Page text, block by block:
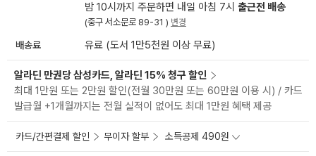
밤 10시까지 주문하면 내일 아침 7시 출근전 배송
(중구 서소문로 89-31 ) 변경
배송료 유료 (도서 1만5천원 이상 무료)
알라딘 만권당 삼성카드, 알라딘 15% 청구 할인
최대 1만원 또는 2만원 할인(전월 30만원 또는 60만원 이용 시) / 카드
발급월 +1개월까지는 전월 실적이 없어도 최대 1만원 혜택 제공
카드/간편결제 할인 무이자 할부 소득공제 490원